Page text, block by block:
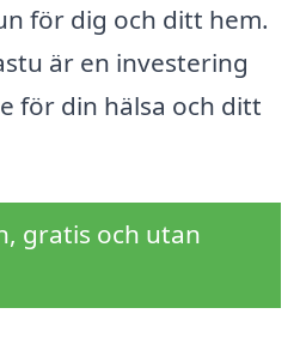
för dig och ditt hem.
är en investering
för din hälsa och ditt
gratis och utan